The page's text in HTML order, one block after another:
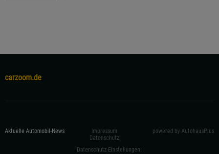
carzoom.de
Aktuelle Automobil-News
Impressum
Datenschutz
Datenschutz-Einstellungen:
powered by AutohausPlus